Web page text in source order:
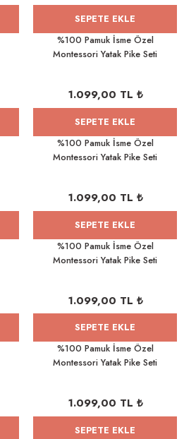
SEPETE EKLE
%100 Pamuk İsme Özel
Montessori Yatak Pike Seti
1.099,00 TL ₺
SEPETE EKLE
%100 Pamuk İsme Özel
Montessori Yatak Pike Seti
1.099,00 TL ₺
SEPETE EKLE
%100 Pamuk İsme Özel
Montessori Yatak Pike Seti
1.099,00 TL ₺
SEPETE EKLE
%100 Pamuk İsme Özel
Montessori Yatak Pike Seti
1.099,00 TL ₺
SEPETE EKLE